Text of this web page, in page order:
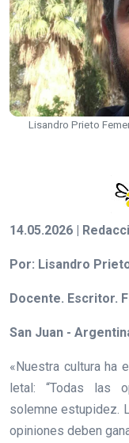
Lisandro Prieto
14.05.2026 |
Por: Lisandro
Docente. Escritor.
San Juan -
«Nuestra cultura ha
letal: “Todas las
solemne estupidez.
opiniones deben